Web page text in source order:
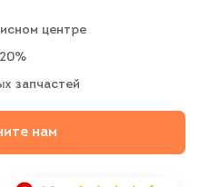
центре
запчастей
нам